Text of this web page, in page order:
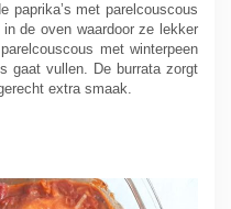
paprika’s met parelcouscous
de oven waardoor ze lekker
met winterpeen
gaat vullen. De burrata zorgt
extra smaak.